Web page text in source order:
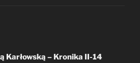
Karłowską – Kronika II-14